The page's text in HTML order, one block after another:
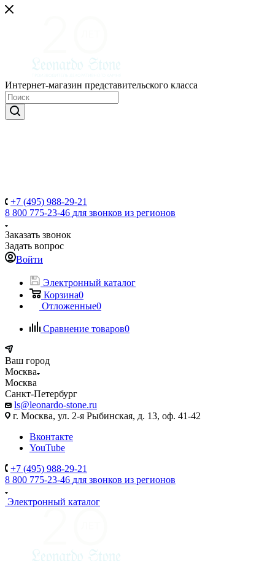
Интернет-магазин представительского класса
+7 (495) 988-29-21
8 800 775-23-46 для звонков из регионов
Заказать звонок
Задать вопрос
Войти
Электронный каталог
Корзина0
Отложенные0
Сравнение товаров0
Ваш город
Москва
Москва
Санкт-Петербург
ls@leonardo-stone.ru
г. Москва, ул. 2-я Рыбинская, д. 13, оф. 41-42
Вконтакте
YouTube
+7 (495) 988-29-21
8 800 775-23-46 для звонков из регионов
Электронный каталог